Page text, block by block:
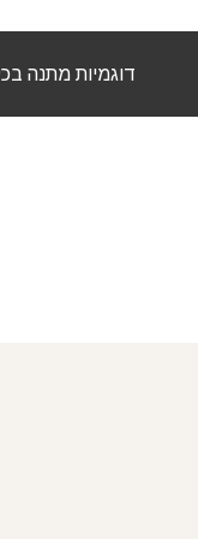
דוגמיות מתנה